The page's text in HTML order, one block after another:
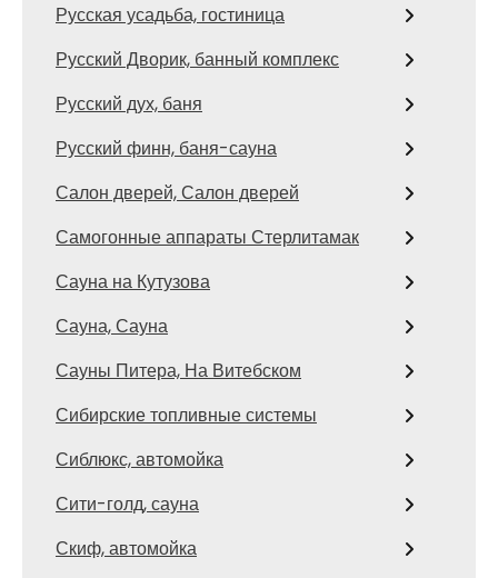
Русская усадьба, гостиница
Русский Дворик, банный комплекс
Русский дух, баня
Русский финн, баня-сауна
Салон дверей, Салон дверей
Самогонные аппараты Стерлитамак
Сауна на Кутузова
Сауна, Сауна
Сауны Питера, На Витебском
Сибирские топливные системы
Сиблюкс, автомойка
Сити-голд, сауна
Скиф, автомойка